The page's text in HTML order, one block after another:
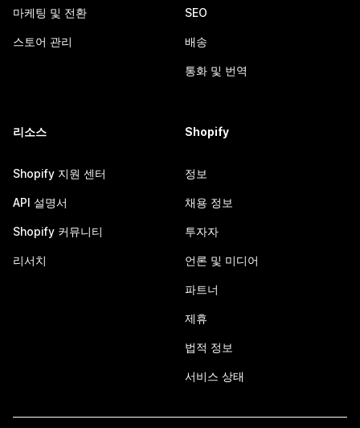
마케팅 및 전환
스토어 관리
SEO
배송
통화 및 번역
리소스
Shopify 지원 센터
API 설명서
Shopify 커뮤니티
리서치
Shopify
정보
채용 정보
투자자
언론 및 미디어
파트너
제휴
법적 정보
서비스 상태